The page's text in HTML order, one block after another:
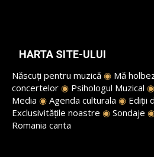
HARTA SITE-ULUI
Născuți pentru muzică ◉ Mă
concertelor ◉ Psihologul Muzical ◉
Media ◉ Agenda culturala ◉ Ediții
Exclusivitățile noastre ◉ Sondaje
Romania canta